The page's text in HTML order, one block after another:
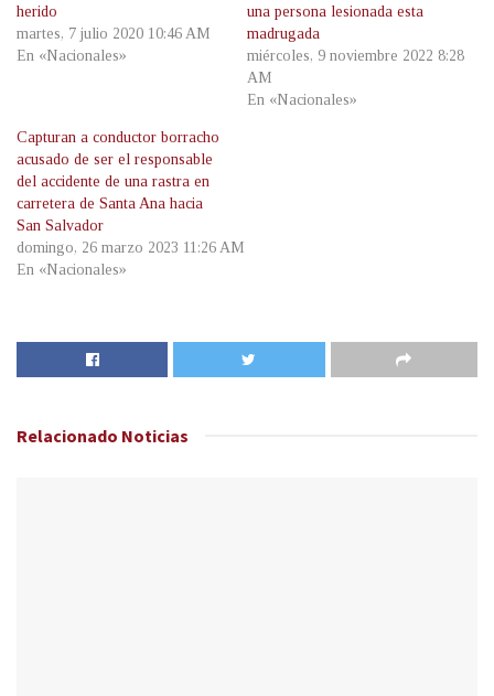
herido
martes, 7 julio 2020 10:46 AM
En «Nacionales»
una persona lesionada esta
madrugada
miércoles, 9 noviembre 2022 8:28
AM
En «Nacionales»
Capturan a conductor borracho
acusado de ser el responsable
del accidente de una rastra en
carretera de Santa Ana hacia
San Salvador
domingo, 26 marzo 2023 11:26 AM
En «Nacionales»
Relacionado Noticias